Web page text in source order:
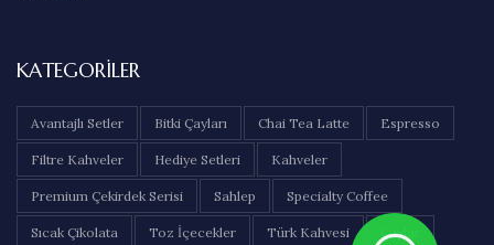
KATEGORILER
Avantajlı Setler Bitki Çayları Chai Tea Latte Espresso
Filtre Kahveler Hediye Setleri Kahveler
Premium Çekirdek Serisi Sahlep Specialty Coffee
Sıcak Çikolata Toz İçecekler Türk Kahvesi Çaylar